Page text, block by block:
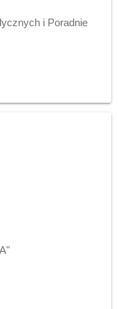
i Poradnie